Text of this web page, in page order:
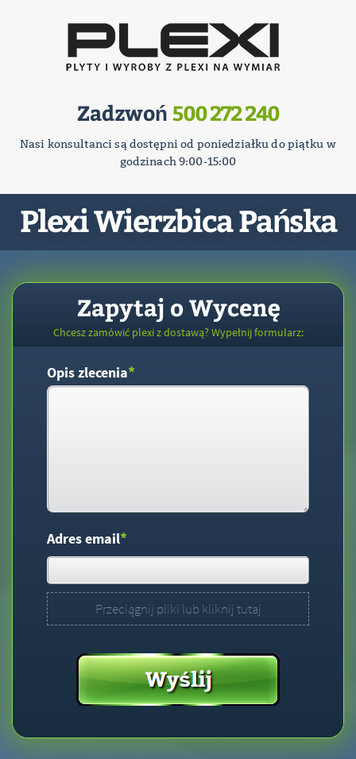
Zadzwoń 500 272 240
Nasi konsultanci są dostępni od poniedziałku do piątku w
godzinach 9:00-15:00
Plexi Wierzbica Pańska
Zapytaj o Wycenę
Chcesz zamówić plexi z dostawą? Wypełnij formularz:
Opis zlecenia*
Adres email*
Przeciągnij pliki lub kliknij tutaj